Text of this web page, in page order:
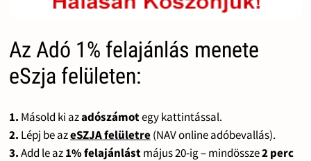
Az Adó 1% felajánlás menete
eSzja felületen:
1. Másold ki azadószámotegy kattintással.
2. Lépj be azeSZJA felületre(NAV online adóbevallás).
3.Add le az1% felajánlástmájus 20-ig – mindössze2 perc